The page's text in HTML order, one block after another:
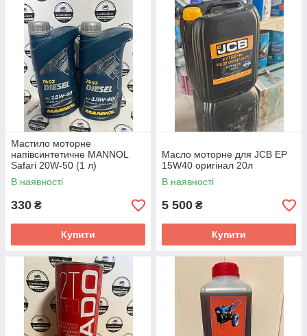
Мастило моторне
напівсинтетичне MANNOL
Safari 20W-50 (1 л)
В наявності
330 ₴
Купити
Масло моторне для JCB EP
15W40 оригінал 20л
В наявності
5 500 ₴
Купити